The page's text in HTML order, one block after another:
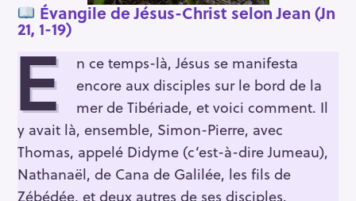
Évangile de Jésus-Christ selon Jean (Jn
21, 1-19)
E
n ce temps-là, Jésus se manifesta
encore aux disciples sur le bord de la
mer de Tibériade, et voici comment. Il
y avait là, ensemble, Simon-Pierre, avec
Thomas, appelé Didyme (c’est-à-dire Jumeau),
Nathanaël, de Cana de Galilée, les fils de
Zébédée, et deux autres de ses disciples.